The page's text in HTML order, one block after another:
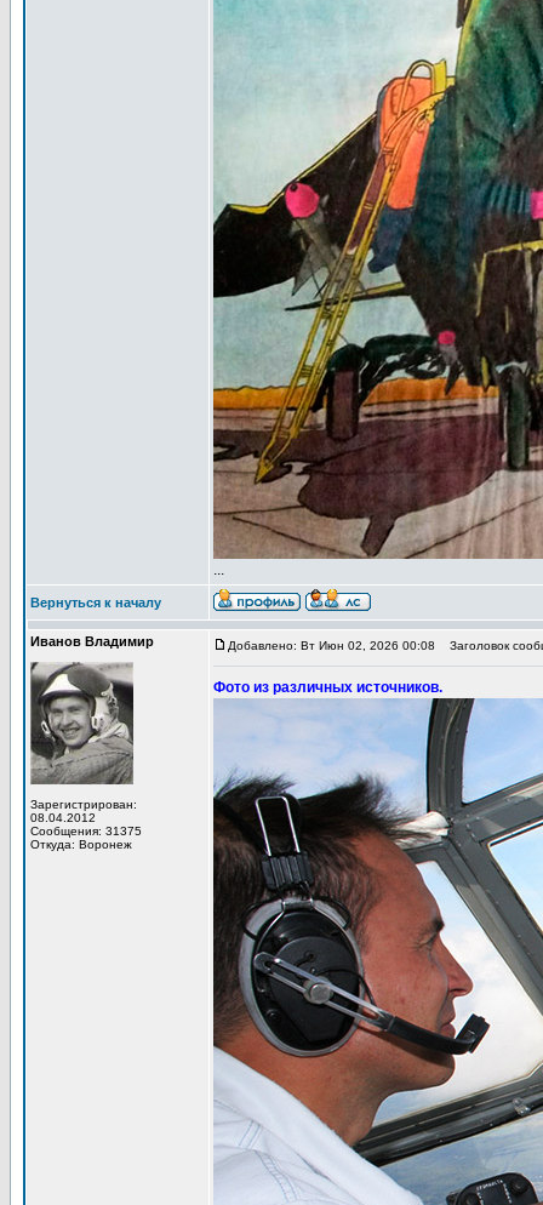
...
Вернуться к началу
Иванов Владимир
Зарегистрирован:
08.04.2012
Сообщения: 31375
Откуда: Воронеж
Добавлено: Вт Июн 02, 2026 00:08 Заголовок
Фото из различных источников.